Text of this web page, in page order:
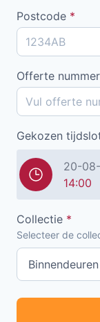
Postcode *
Offerte
Gekozen
20-
14:00
Collectie *
Selecteer de